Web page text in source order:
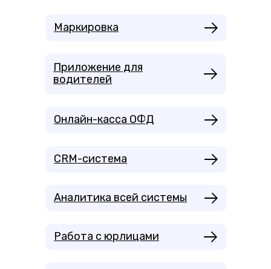
Маркировка
Приложение для
водителей
Онлайн-касса ОФД
CRM-система
Аналитика всей системы
Работа с юрлицами